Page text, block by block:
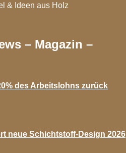
& Ideen aus Holz
– Magazin –
des Arbeitslohns zurück
neue Schichtstoff-Design 2026